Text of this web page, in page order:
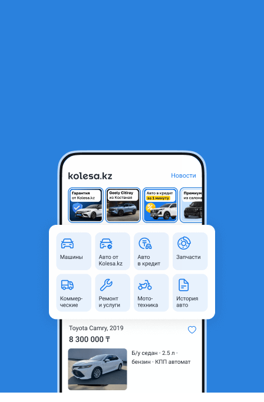
Volkswagen Touran 2004 года
Объявление находится в архиве и может быть
Лисаковск, Костанайская
2003 - 2006 1 поколение
Минивэн
Объем двигателя, л
Пробег